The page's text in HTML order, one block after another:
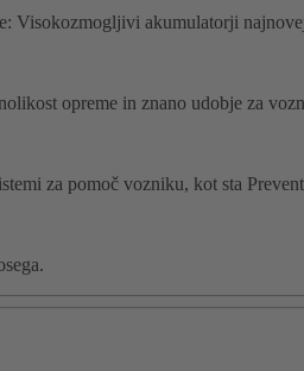
Visokozmogljivi akumulatorji
opreme in znano udobje za
za pomoč vozniku, kot sta